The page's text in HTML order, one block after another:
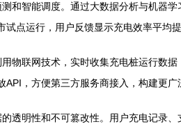
和智能调度。通过大数据分析与机器
点运行，用户反馈显示充电效率平均提
物联网技术，实时收集充电桩运行数
，方便第三方服务商接入，构建更广
透明性和不可篡改性。用户充电记录